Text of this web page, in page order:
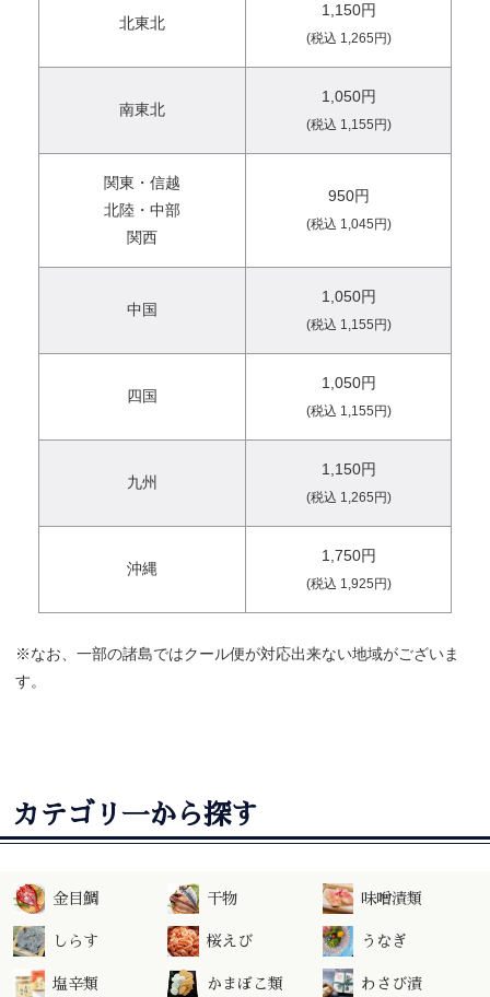
北東北
1,150円
(税込 1,265円)
南東北
1,050円
(税込 1,155円)
関東・信越
北陸・中部
関西
950円
(税込 1,045円)
中国
1,050円
(税込 1,155円)
四国
1,050円
(税込 1,155円)
九州
1,150円
(税込 1,265円)
沖縄
1,750円
(税込 1,925円)
※なお、一部の諸島ではクール便が対応出来ない地域がございま
す。
カテゴリ一から探す
金目鯛 干物 味噌漬類
しらす 桜えび うなぎ
塩辛類 かまぼこ類 わさび漬